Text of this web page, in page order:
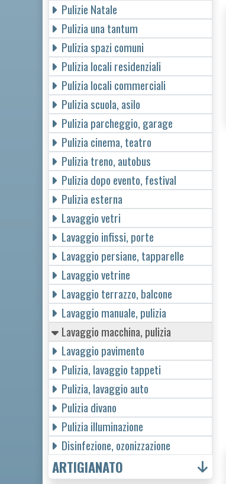
Pulizie Natale
Pulizia una tantum
Pulizia spazi comuni
Pulizia locali residenziali
Pulizia locali commerciali
Pulizia scuola, asilo
Pulizia parcheggio, garage
Pulizia cinema, teatro
Pulizia treno, autobus
Pulizia dopo evento, festival
Pulizia esterna
Lavaggio vetri
Lavaggio infissi, porte
Lavaggio persiane, tapparelle
Lavaggio vetrine
Lavaggio terrazzo, balcone
Lavaggio manuale, pulizia
Lavaggio macchina, pulizia
Lavaggio pavimento
Pulizia, lavaggio tappeti
Pulizia, lavaggio auto
Pulizia divano
Pulizia illuminazione
Disinfezione, ozonizzazione
ARTIGIANATO